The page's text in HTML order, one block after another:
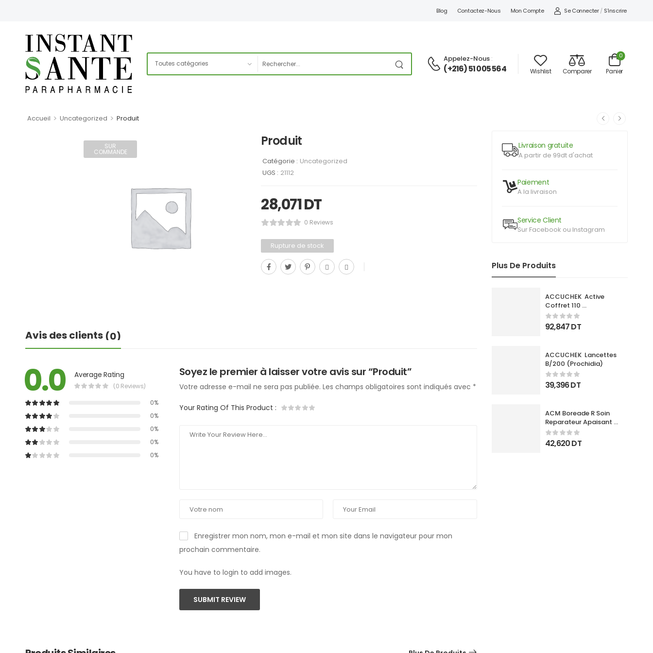
Blog Contactez-Nous Mon Compte Se Connecter / S'inscrire
Appelez-Nous :
(+216) 51 005 564 Wishlist Comparer Panier
0
Accueil > Uncategorized > Produit
Livraison gratuite
A partir de 99dt d'achat
Paiement
A la livraison
Service Client
Sur Facebook ou Instagram
Plus De Produits
ACCUCHEK  Active
Coffret 110
Bandlettes+Appareil
92,847DT
ACCUCHEK  Lancettes
B/200 (Prochidia)
39,396DT
ACM Boreade R Soin
Reparateur Apaisant
40Ml
42,620DT
SUR
COMMANDE
Produit
Catégorie : Uncategorized
UGS : 21112
28,071DT
0 Reviews
Rupture de stock
Avis des clients (0)
0.0 Average Rating
(0 Reviews)
0%
0%
0%
0%
0%
Soyez le premier à laisser votre avis sur “Produit”
Votre adresse e-mail ne sera pas publiée. Les champs obligatoires sont indiqués avec *
Your Rating Of This Product :
Enregistrer mon nom, mon e-mail et mon site dans le navigateur pour mon
prochain commentaire.
You have to login to add images.
SUBMIT REVIEW